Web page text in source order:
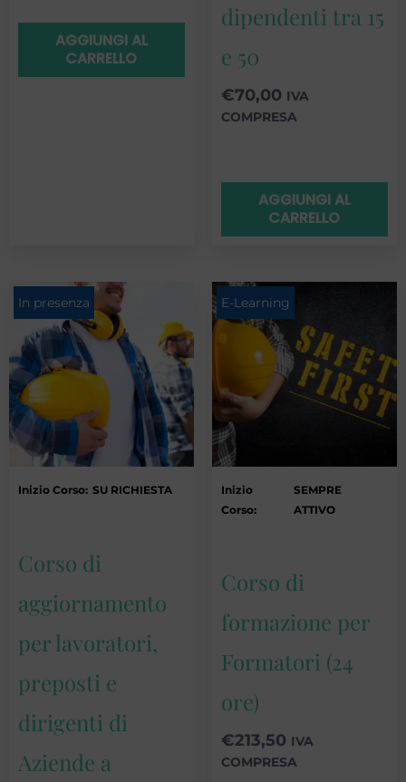
AGGIUNGI AL
CARRELLO
dipendenti tra 15
e 50
€70,00 IVA
COMPRESA
AGGIUNGI AL
CARRELLO
Inizio Corso: SU RICHIESTA
In presenza
Corso di
aggiornamento
per lavoratori,
preposti e
dirigenti di
Aziende a
Inizio
Corso:
SEMPRE
ATTIVO
E-Learning
Corso di
formazione per
Formatori (24
ore)
€213,50 IVA
COMPRESA